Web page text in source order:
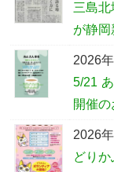
三島北
が静岡
2026
5/21
開催
2026
どりか